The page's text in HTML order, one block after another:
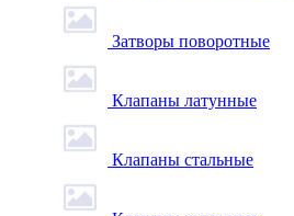
Затворы поворотные
Клапаны латунные
Клапаны стальные